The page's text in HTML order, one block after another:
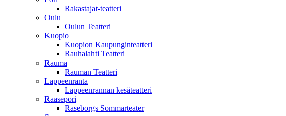
Rakastajat-teatteri
Oulu
Oulun Teatteri
Kuopio
Kuopion Kaupunginteatteri
Rauhalahti Teatteri
Rauma
Rauman Teatteri
Lappeenranta
Lappeenrannan kesäteatteri
Raasepori
Raseborgs Sommarteater